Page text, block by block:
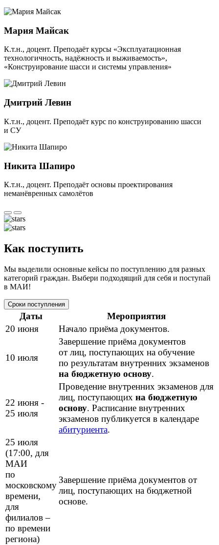
Мария Майсак
К.т.н., доцент. Преподаёт курсы «Эксплуатационная
технологичность, надёжность и выживаемость»,
«Конструирование шасси и системы управления»
Дмитрий Левин
К.т.н., доцент. Преподаёт курс по конструированию шасси
и СУ
Никита Шапиро
К.т.н., доцент. Преподаёт основы проектирования
неманёвренных самолётов
Как поступить
Мы выделили основные кейсы по поступлению для разных
категорий граждан. Выбери подходящий для себя и поступай
в МАИ!
Сроки поступления
Даты
Мероприятия
20 июня
Начало приёма документов.
10 июля
Завершение приёма документов
от лиц, поступающих на обучение
по результатам внутренних экзаменов
на бюджетную основу.
22 июня -
25 июля
Проведение внутренних экзаменов для
лиц, поступающих на бюджетную
основу. Расписание внутренних
экзаменов публикуется в календаре
абитуриента.
25 июля
(17:00, для
МАИ
по
московскому
времени,
для
филиалов –
по времени
региона)
Завершение приёма документов от
лиц, поступающих на бюджетной
основе.